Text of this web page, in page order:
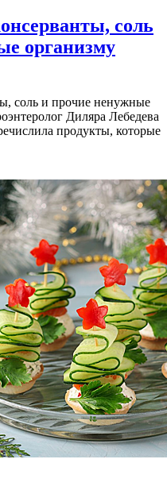
соль
организму
соль и прочие ненужные
Диляра Лебедева
продукты, которые